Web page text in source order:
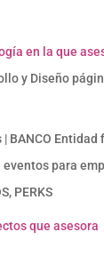
en la que
y Diseño
BANCO
para
PERKS
que asesora